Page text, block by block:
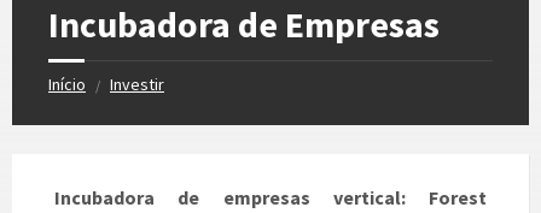
Incubadora de Empresas
Início / Investir
Incubadora de empresas vertical: Forest